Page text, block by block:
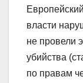
власти
не провели
убийства
по правам